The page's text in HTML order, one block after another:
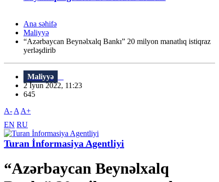
Ana səhifə
Maliyyə
“Azərbaycan Beynəlxalq Bankı” 20 milyon manatlıq istiqraz
yerləşdirib
Maliyyə
2 İyun 2022, 11:23
645
A- A A+
EN RU
Turan İnformasiya Agentliyi
“Azərbaycan Beynəlxalq